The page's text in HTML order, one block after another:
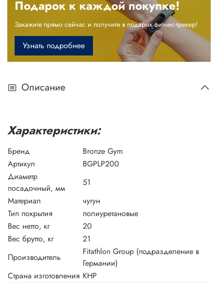
Подарок к каждой покупке!
Закажите прямо сейчас и получите в подарок фитнес-трекер!
Узнать подробнее
Описание
Характеристики:
Бренд
Bronze Gym
Артикул
BGPLP200
Диаметр
посадочный, мм
51
Материал
чугун
Тип покрытия
полиуретановые
Вес нетто, кг
20
Вес брутто, кг
21
Производитель
Fitathlon Group (подразделение в
Германии)
Страна изготовления КНР